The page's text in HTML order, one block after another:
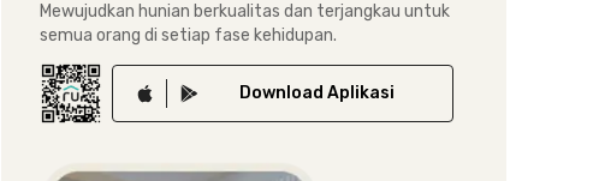
Mewujudkan hunian berkualitas dan terjangkau untuk
semua orang di setiap fase kehidupan.
Download Aplikasi